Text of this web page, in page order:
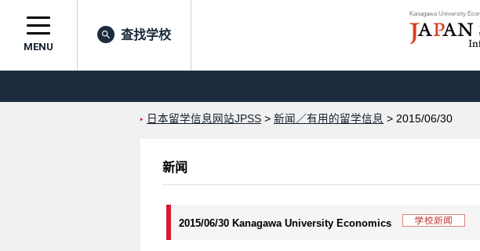
MENU
查找学校
日本留学信息网站JPSS > 新闻／有用的留学信息 > 2015/06/30
新闻
2015/06/30 Kanagawa University Economics